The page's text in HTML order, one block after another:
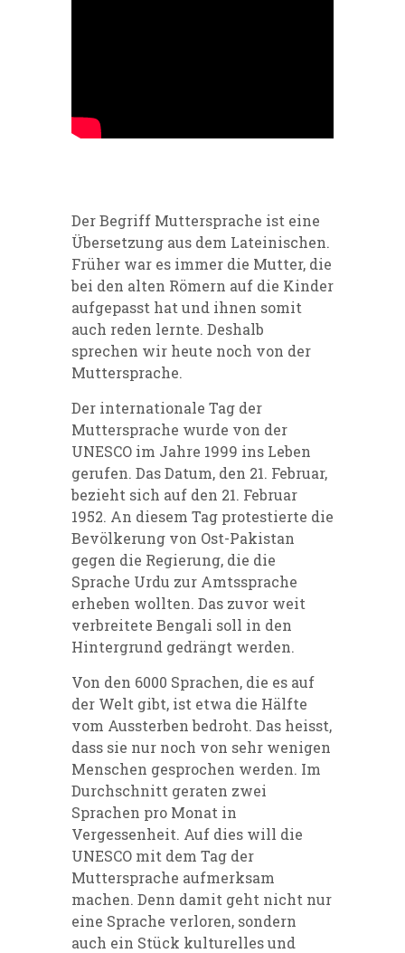
Der Begriff Muttersprache ist eine
Übersetzung aus dem Lateinischen.
Früher war es immer die Mutter, die
bei den alten Römern auf die Kinder
aufgepasst hat und ihnen somit
auch reden lernte. Deshalb
sprechen wir heute noch von der
Muttersprache.
Der internationale Tag der
Muttersprache wurde von der
UNESCO im Jahre 1999 ins Leben
gerufen. Das Datum, den 21. Februar,
bezieht sich auf den 21. Februar
1952. An diesem Tag protestierte die
Bevölkerung von Ost-Pakistan
gegen die Regierung, die die
Sprache Urdu zur Amtssprache
erheben wollten. Das zuvor weit
verbreitete Bengali soll in den
Hintergrund gedrängt werden.
Von den 6000 Sprachen, die es auf
der Welt gibt, ist etwa die Hälfte
vom Aussterben bedroht. Das heisst,
dass sie nur noch von sehr wenigen
Menschen gesprochen werden. Im
Durchschnitt geraten zwei
Sprachen pro Monat in
Vergessenheit. Auf dies will die
UNESCO mit dem Tag der
Muttersprache aufmerksam
machen. Denn damit geht nicht nur
eine Sprache verloren, sondern
auch ein Stück kulturelles und